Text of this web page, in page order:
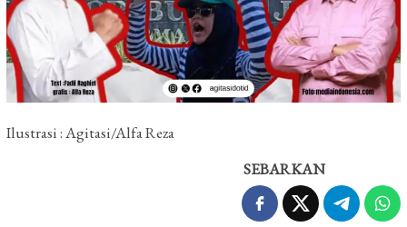
Ilustrasi : Agitasi/Alfa Reza
SEBARKAN